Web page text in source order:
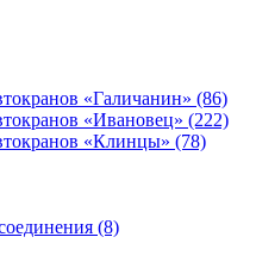
«Галичанин» (86)
«Ивановец» (222)
«Клинцы» (78)
(8)